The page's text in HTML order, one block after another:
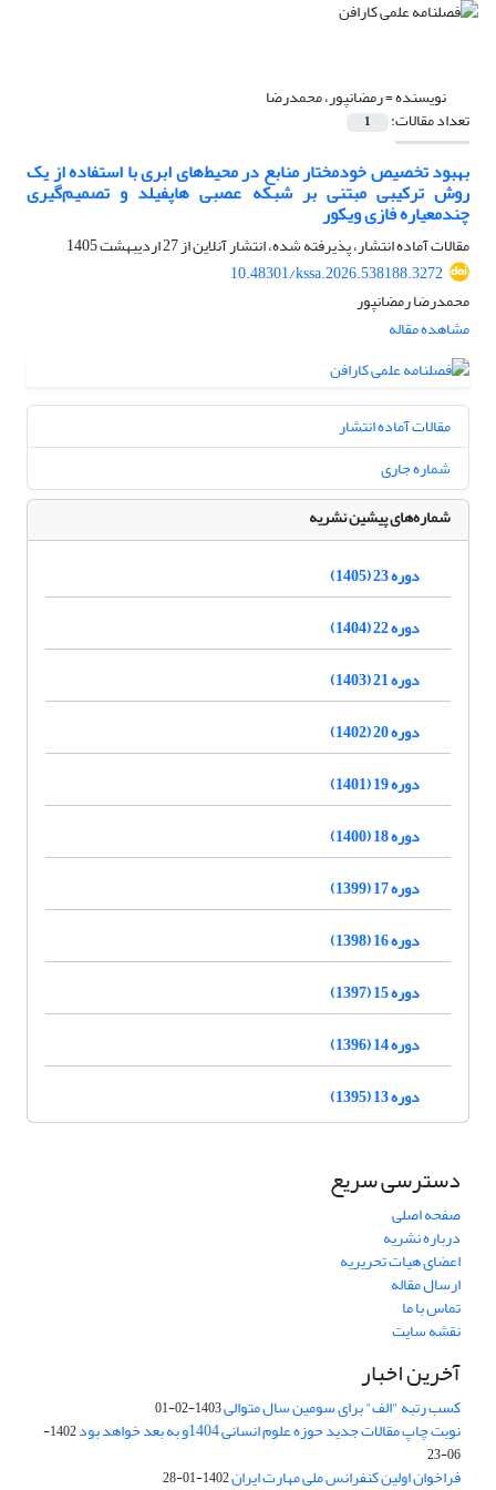
نویسنده =رمضانپور، محمدرضا
تعداد مقالات: 1
بهبود تخصیص خودمختار منابع در محیط‌های ابری با استفاده از یک
روش ترکیبی مبتنی بر شبکه عصبی هاپفیلد و تصمیم‌گیری
چندمعیاره فازی ویکور
مقالات آماده انتشار، پذیرفته شده، انتشار آنلاین از27 اردیبهشت 1405
10.48301/kssa.2026.538188.3272
محمدرضا رمضانپور
مشاهده مقاله
مقالات آماده انتشار
شماره جاری
شماره‌های پیشین نشریه
دوره 23 (1405)
دوره 22 (1404)
دوره 21 (1403)
دوره 20 (1402)
دوره 19 (1401)
دوره 18 (1400)
دوره 17 (1399)
دوره 16 (1398)
دوره 15 (1397)
دوره 14 (1396)
دوره 13 (1395)
دسترسی سریع
صفحه اصلی
درباره نشریه
اعضای هیات تحریریه
ارسال مقاله
تماس با ما
نقشه سایت
آخرین اخبار
کسب رتبه "الف" برای سومین سال متوالی1403-02-01
نوبت چاپ مقالات جدید حوزه علوم انسانی 1404و به بعد خواهد بود
1402-
06-23
فراخوان اولین کنفرانس ملی مهارت ایران1402-01-28